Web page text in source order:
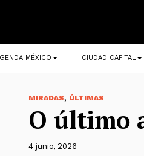
MÉXICO CIUDAD CAPITAL
MIRADAS, ÚLTIMAS
O último
4 junio, 2026